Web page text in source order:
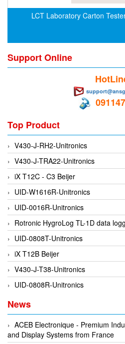
cs-instruments
Cygnus
Cypet Vietnam
Danfoss
Datalogic Vietnam
Datexel
Debron VietNam
DEIF
Delmhorst VietNam
DELTA
Delta Ohm
Delta sensor
Delta-mobrey
DEMA Engineering/ Foam- IT
DESAX
DET-TRONICS
Deublin
Diakont
LCT Laboratory Carton
Support Online
Top Product
V430-J-RH2-Unitronics
V430-J-TRA22-Unitronics
iX T12C - C3 Beijer
UID-W1616R-Unitronics
UID-0016R-Unitronics
Rotronic HygroLog TL-1D data
UID-0808T-Unitronics
iX T12B Beijer
V430-J-T38-Unitronics
UID-0808R-Unitronics
News
ACEB Electronique - Premium
and Display Systems from France